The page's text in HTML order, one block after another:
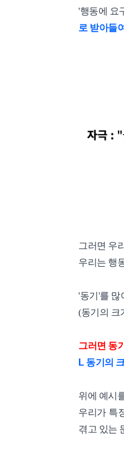
'행동에 요
로 받아들
그러면 우
우리는 행
'동기'를 많
(동기의 크
그러면 동
L 동기의
위에 예시
우리가 특
겪고 있는